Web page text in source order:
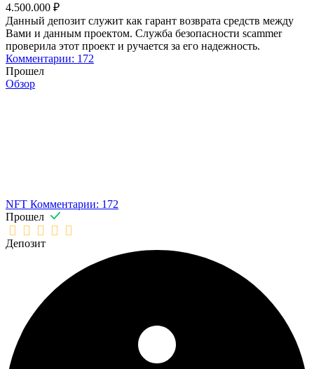
4.500.000 ₽
Данный депозит служит как гарант возврата средств между
Вами и данным проектом. Служба безопасности scammer
проверила этот проект и ручается за его надежность.
Комментарии: 172
Прошел
Обзор
NFT Комментарии: 172
Прошел
Депозит